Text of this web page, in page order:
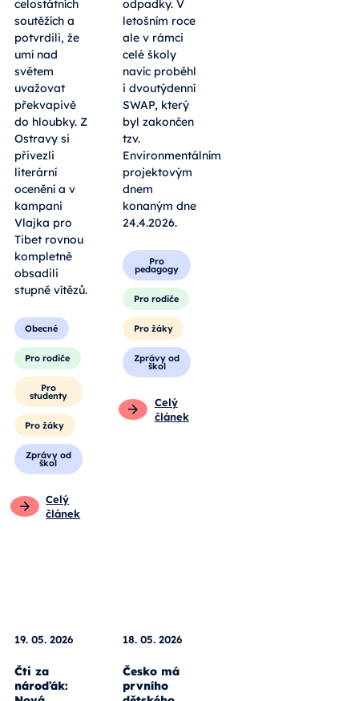
celostátních
soutěžích a
potvrdili, že
umí nad
světem
uvažovat
překvapivě
do hloubky. Z
Ostravy si
přivezli
literární
ocenění a v
kampani
Vlajka pro
Tibet rovnou
kompletně
obsadili
stupně vítězů.
Obecné
Pro rodiče
Pro
studenty
Pro žáky
Zprávy od
škol
Celý
článek
odpadky. V
letošním roce
ale v rámci
celé školy
navíc proběhl
i dvoutýdenní
SWAP, který
byl zakončen
tzv.
Environmentálním
projektovým
dnem
konaným dne
24.4.2026.
Pro
pedagogy
Pro rodiče
Pro žáky
Zprávy od
škol
Celý
článek
19. 05. 2026
18. 05. 2026
Česko má
prvního